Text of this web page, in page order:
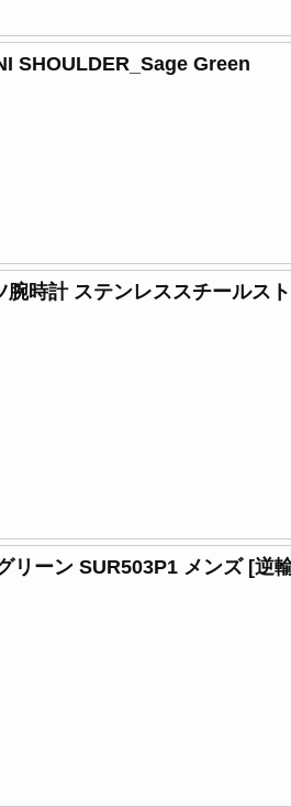
SHOULDER_Sage Green
時計 ステンレススチールス
リーン SUR503P1 メンズ [逆